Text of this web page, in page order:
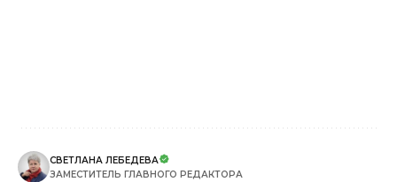
СВЕТЛАНА ЛЕБЕДЕВА
ЗАМЕСТИТЕЛЬ ГЛАВНОГО РЕДАКТОРА